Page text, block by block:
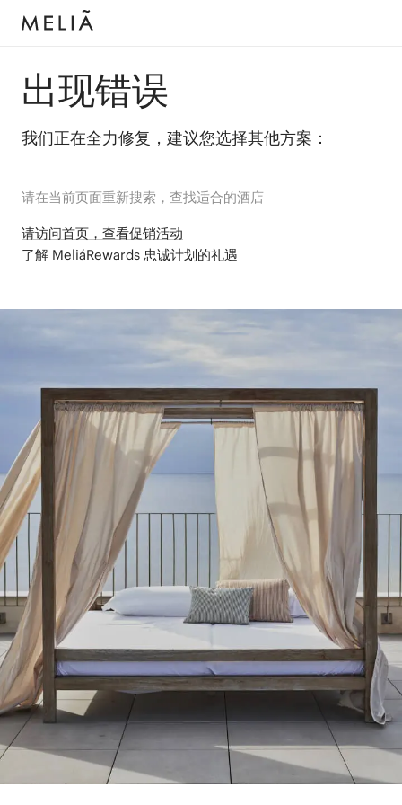
出现错误
我们正在全力修复，建议您选择其他方案：
请在当前页面重新搜索，查找适合的酒店
请访问首页，查看促销活动
了解 MeliáRewards 忠诚计划的礼遇